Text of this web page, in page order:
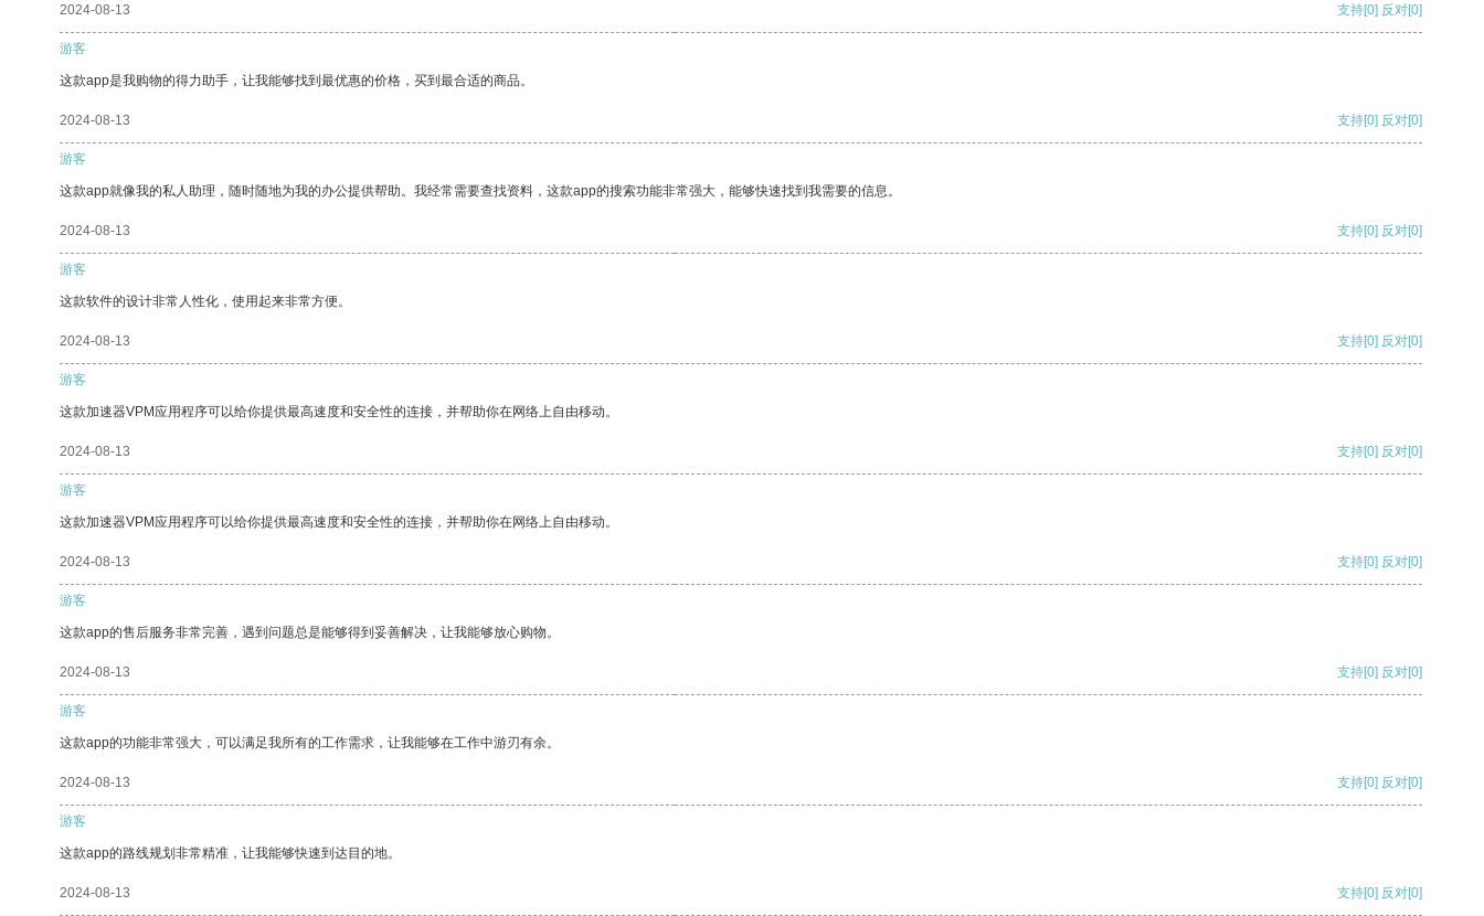
2024-08-13 支持[0] 反对[0]
游客
这款app是我购物的得力助手，让我能够找到最优惠的价格，买到最合适的商品。
2024-08-13 支持[0] 反对[0]
游客
这款app就像我的私人助理，随时随地为我的办公提供帮助。我经常需要查找资料，这款app的搜索功能非常强大，能够快速找到我需要的信息。
2024-08-13 支持[0] 反对[0]
游客
这款软件的设计非常人性化，使用起来非常方便。
2024-08-13 支持[0] 反对[0]
游客
这款加速器VPM应用程序可以给你提供最高速度和安全性的连接，并帮助你在网络上自由移动。
2024-08-13 支持[0] 反对[0]
游客
这款加速器VPM应用程序可以给你提供最高速度和安全性的连接，并帮助你在网络上自由移动。
2024-08-13 支持[0] 反对[0]
游客
这款app的售后服务非常完善，遇到问题总是能够得到妥善解决，让我能够放心购物。
2024-08-13 支持[0] 反对[0]
游客
这款app的功能非常强大，可以满足我所有的工作需求，让我能够在工作中游刃有余。
2024-08-13 支持[0] 反对[0]
游客
这款app的路线规划非常精准，让我能够快速到达目的地。
2024-08-13 支持[0] 反对[0]